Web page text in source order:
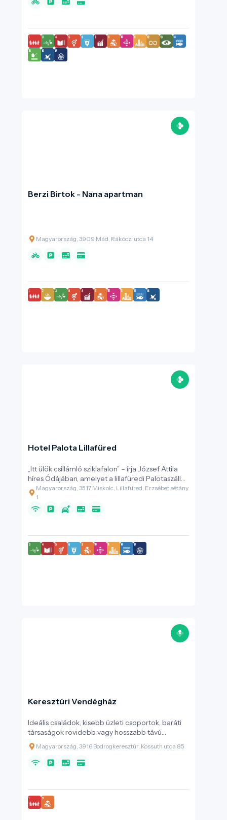
szolgáltatásokat kínál a pihenni vágyók számára.
Berzi Birtok - Nana apartman
Magyarország, 3909 Mád, Rákóczi utca 14
Hotel Palota Lillafüred
„Itt ülök csillámló sziklafalon” – írja József Attila
híres Ódájában, amelyet a lillafüredi Palotaszálló
ihletett.
Magyarország, 3517 Miskolc, Lillafüred, Erzsébet sétány
1
Keresztúri Vendégház
Ideális családok, kisebb üzleti csoportok, baráti
társaságok rövidebb vagy hosszabb távú
tartózkodására. Nyugodt, csendes belső
udvarban található, biztonságos, gyerekbarát,
akadálymentesített szállás.
Magyarország, 3916 Bodrogkeresztúr, Kossuth utca 85